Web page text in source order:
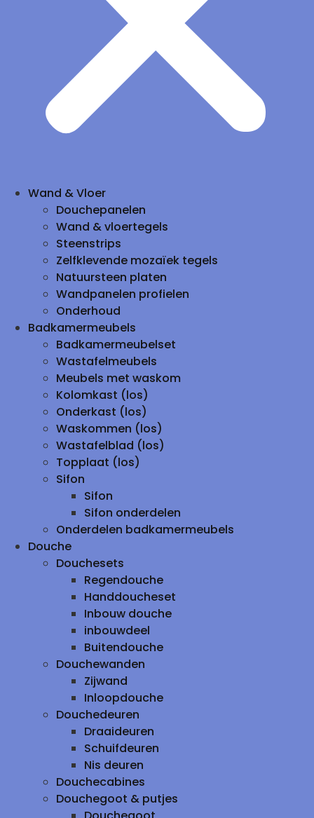
Wand & Vloer
Douchepanelen
Wand & vloertegels
Steenstrips
Zelfklevende mozaïek tegels
Natuursteen platen
Wandpanelen profielen
Onderhoud
Badkamermeubels
Badkamermeubelset
Wastafelmeubels
Meubels met waskom
Kolomkast (los)
Onderkast (los)
Waskommen (los)
Wastafelblad (los)
Topplaat (los)
Sifon
Sifon
Sifon onderdelen
Onderdelen badkamermeubels
Douche
Douchesets
Regendouche
Handdoucheset
Inbouw douche
inbouwdeel
Buitendouche
Douchewanden
Zijwand
Inloopdouche
Douchedeuren
Draaideuren
Schuifdeuren
Nis deuren
Douchecabines
Douchegoot & putjes